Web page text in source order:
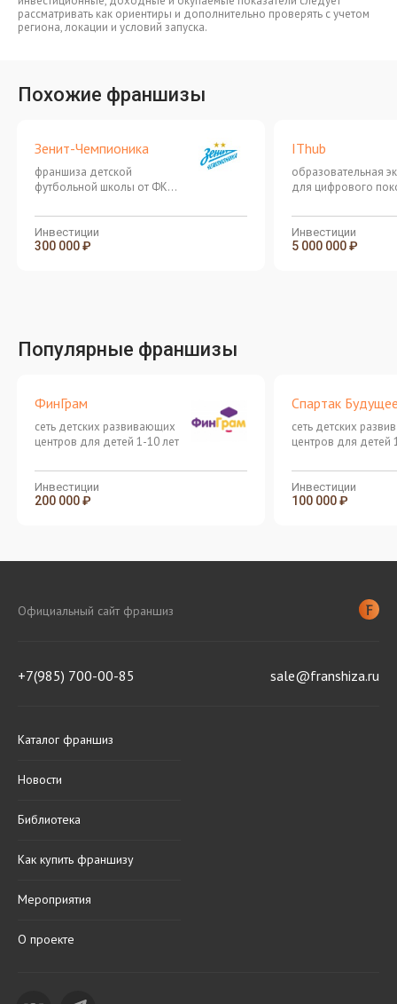
рассматривать как ориентиры и дополнительно проверять с учетом
региона, локации и условий запуска.
Похожие франшизы
Зенит-Чемпионика
франшиза детской
футбольной школы от ФК
Инвестиции
300 000 ₽
IThub
образовательная
для цифрового
премиальный
колледж
Инвестиции
5 000 000 ₽
Популярные франшизы
ФинГрам
сеть детских развивающих
центров для детей 1-10 лет
Инвестиции
200 000 ₽
Спартак
сеть детских
центров для детей
Инвестиции
100 000 ₽
Официальный сайт франшиз
+7(985) 700-00-85 sale@franshiza.ru
Каталог франшиз
Новости
Библиотека
Как купить франшизу
Мероприятия
О проекте